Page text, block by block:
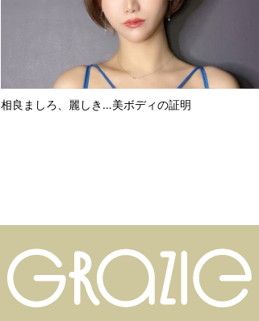
相良ましろ、麗しき…美ボディの証明